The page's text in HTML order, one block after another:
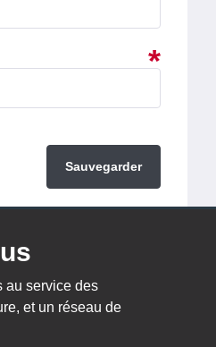
Sauvegarder
au service des
et un réseau de